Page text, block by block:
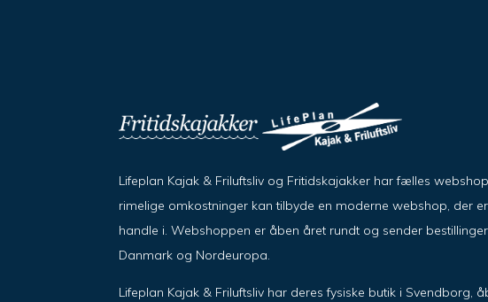
Lifeplan Kajak & Friluftsliv og Fritidskajakker har fælles
rimelige omkostninger kan tilbyde en moderne webshop, der
handle i. Webshoppen er åben året rundt og sender
Danmark og Nordeuropa.
Lifeplan Kajak & Friluftsliv har deres fysiske butik i Svendborg,